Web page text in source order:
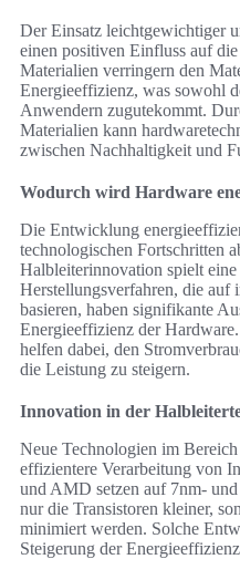
Der Einsatz leichtgewichtiger
einen positiven Einfluss auf
Materialien verringern den
Energieeffizienz, was sowohl
Anwendern zugutekommt.
Materialien kann
zwischen Nachhaltigkeit und
Wodurch wird Hardware
Die Entwicklung
technologischen Fortschritten
Halbleiterinnovation spielt eine
Herstellungsverfahren, die auf
basieren, haben signifikante
Energieeffizienz der
helfen dabei, den
die Leistung zu steigern.
Innovation in der
Neue Technologien im
effizientere Verarbeitung von
und AMD setzen auf 7nm-
nur die Transistoren kleiner,
minimiert werden. Solche
Steigerung der